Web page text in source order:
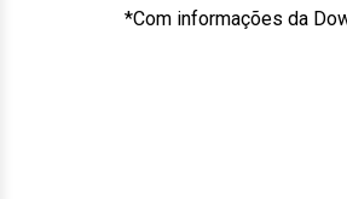
*Com informações da